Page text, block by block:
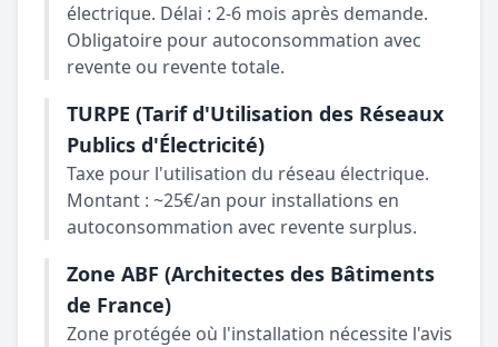
électrique. Délai : 2-6 mois après demande.
Obligatoire pour autoconsommation avec
revente ou revente totale.
TURPE (Tarif d'Utilisation des Réseaux
Publics d'Électricité)
Taxe pour l'utilisation du réseau électrique.
Montant : ~25€/an pour installations en
autoconsommation avec revente surplus.
Zone ABF (Architectes des Bâtiments
de France)
Zone protégée où l'installation nécessite l'avis